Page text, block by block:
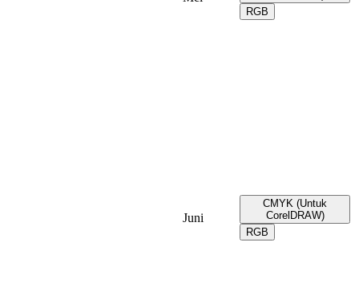
RGB
Juni
CMYK (Untuk
CorelDRAW)
RGB